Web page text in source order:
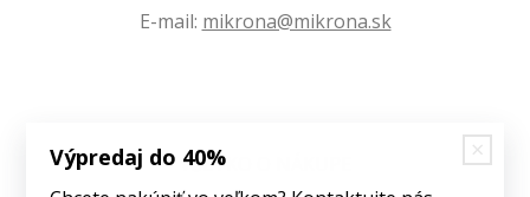
E-mail: mikrona@mikrona.sk
VŠETKO O NÁKUPE
Výpredaj do 40%